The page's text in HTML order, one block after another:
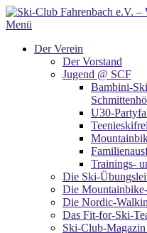
Zum
Inhalt
Menü
Der Verein
Der Vorstand
Jugend @ SCF
Bambini-
U30-
Trainings-
Die Ski-
Die
Die Nordic-
Das Fit-for-Ski-
Ski-Club-